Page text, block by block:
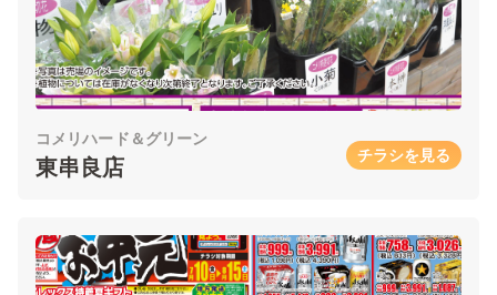
コメリハード＆グリーン
東串良店 チラシを見る